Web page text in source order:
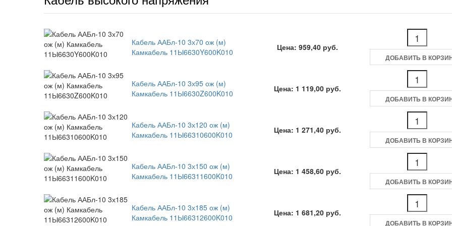
Кабель ААБл-10 3х70 ож (м)
Камкабель 11Ы6630Y600K010
Цена: 959,40 руб.
ДОБАВИТЬ В
Кабель ААБл-10 3х95 ож (м)
Камкабель 11Ы6630Z600K010
Цена: 1 119,00 руб.
ДОБАВИТЬ В
Кабель ААБл-10 3х120 ож (м)
Камкабель 11Ы66310600K010
Цена: 1 271,40 руб.
ДОБАВИТЬ В
Кабель ААБл-10 3х150 ож (м)
Камкабель 11Ы66311600K010
Цена: 1 458,60 руб.
ДОБАВИТЬ В
Кабель ААБл-10 3х185 ож (м)
Камкабель 11Ы66312600K010
Цена: 1 681,20 руб.
ДОБАВИТЬ В